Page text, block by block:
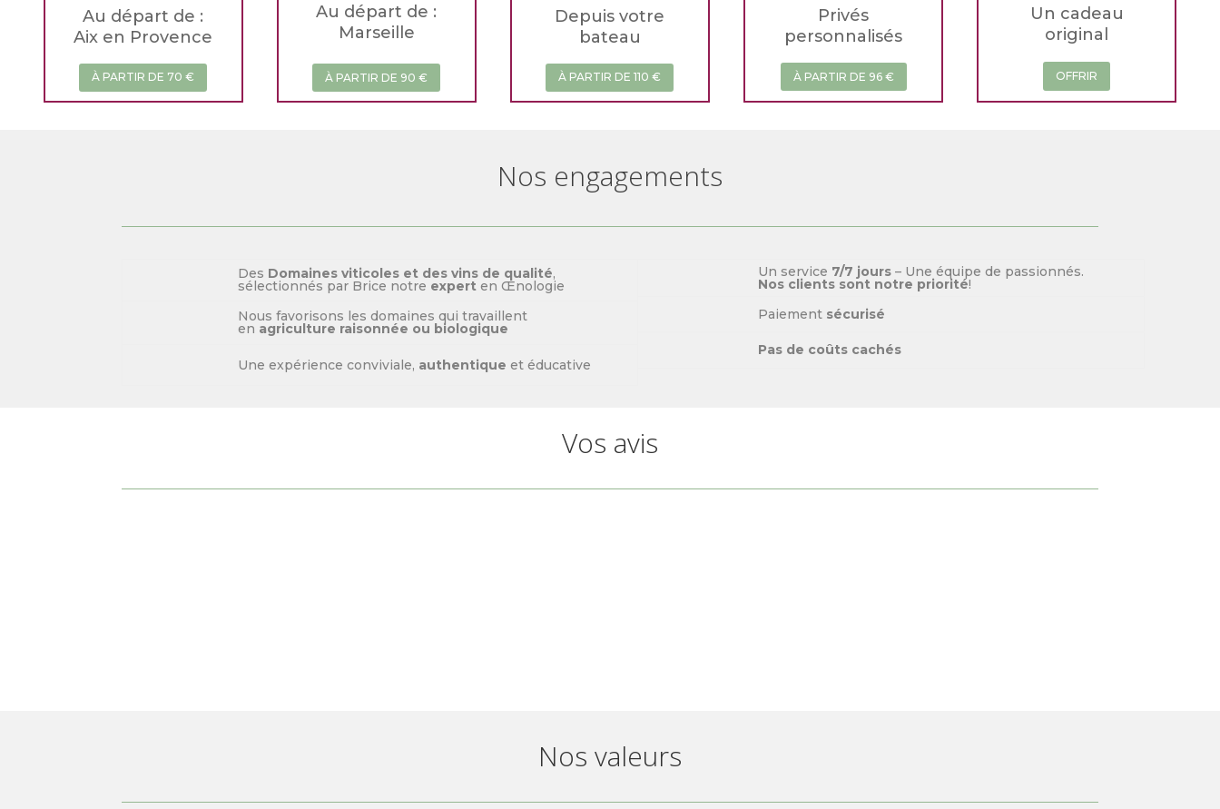
Au départ de :
Aix en Provence
À PARTIR DE 70 €
Au départ de :
Marseille
À PARTIR DE 90 €
Depuis votre
bateau
À PARTIR DE 110 €
Privés
personnalisés
À PARTIR DE 96 €
Un cadeau
original
OFFRIR
Nos engagements
Des Domaines viticoles et des vins de qualité,
sélectionnés par Brice notre expert en Œnologie
Nous favorisons les domaines qui travaillent
en agriculture raisonnée ou biologique
Une expérience conviviale, authentique et éducative
Un service 7/7 jours– Une équipe de passionnés.
Nos clients sont notre priorité!
Paiement sécurisé
Pas de coûts cachés
Vos avis
Nos valeurs